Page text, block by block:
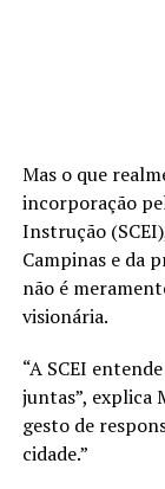
Mas o que
incorporação
Instrução
Campinas e da
não é
visionária.
“A SCEI
juntas”, explica
gesto de
cidade.”